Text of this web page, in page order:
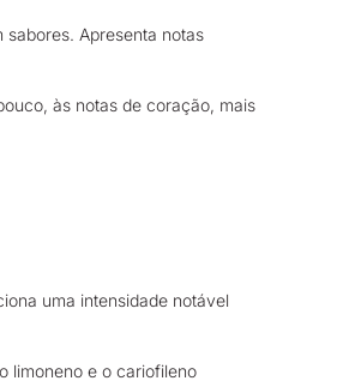
Apresenta notas
às notas de coração, mais
uma intensidade notável
limoneno e o cariofileno